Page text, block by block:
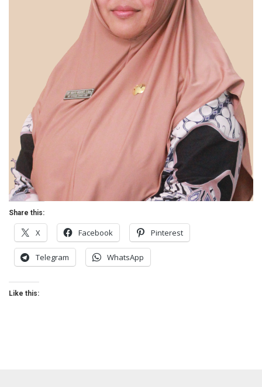
Share this:
X Facebook Pinterest
Telegram WhatsApp
Like this: